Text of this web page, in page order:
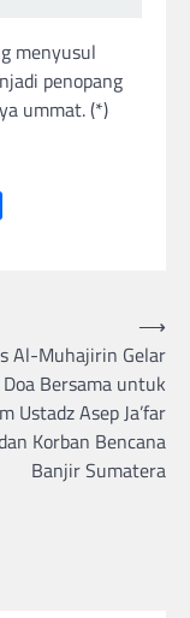
menyusul
penopang
ummat. (*)
Al-Muhajirin Gelar
Bersama untuk
Ustadz Asep Ja’far
Korban Bencana
Banjir Sumatera
⟶